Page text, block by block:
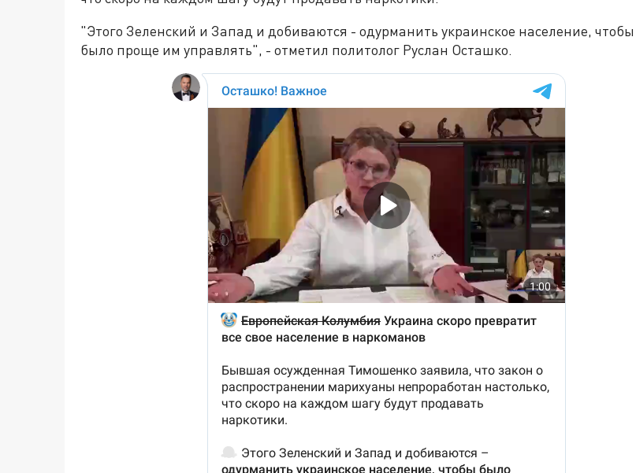
"Этого Зеленский и Запад и добиваются - одурманить украинское население, чтобы
было проще им управлять", - отметил политолог Руслан Осташко.